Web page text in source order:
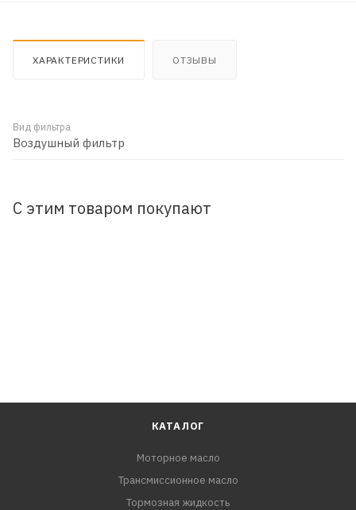
ХАРАКТЕРИСТИКИ ОТЗЫВЫ
Вид фильтра
Воздушный фильтр
С этим товаром покупают
КАТАЛОГ
Моторное масло
Трансмиссионное масло
Тормозная жидкость